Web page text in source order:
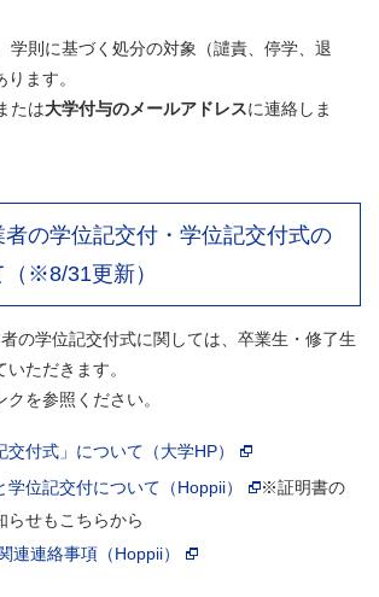
則に基づく処分の対象（譴責、停学、退
ます。
たは大学付与のメールアドレスに連絡しま
者の学位記交付・学位記交付式の
※8/31更新）
の学位記交付式に関しては、卒業生・修了生
ただきます。
を参照ください。
交付式」について（大学HP）
学位記交付について（Hoppii）
※証明書の
らせもこちらから
連絡事項（Hoppii）